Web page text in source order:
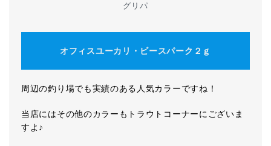
グリパ
オフィスユーカリ・ビースパーク２ｇ
周辺の釣り場でも実績のある人気カラーですね！
当店にはその他のカラーもトラウトコーナーにございま
すよ♪